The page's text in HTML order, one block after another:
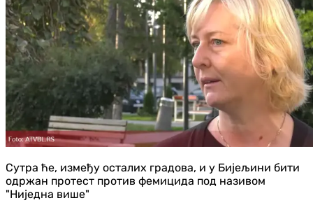
Сутра ће, између осталих градова, и у Бијељини бити
одржан протест против фемицида под називом
"Ниједна више"